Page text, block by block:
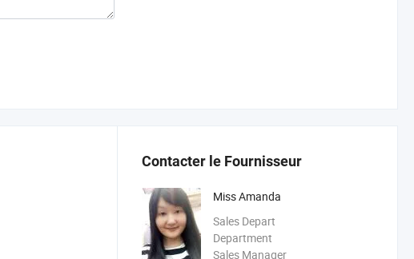
Contacter le Fournisseur
Miss Amanda
Sales Depart
Department
Sales Manager